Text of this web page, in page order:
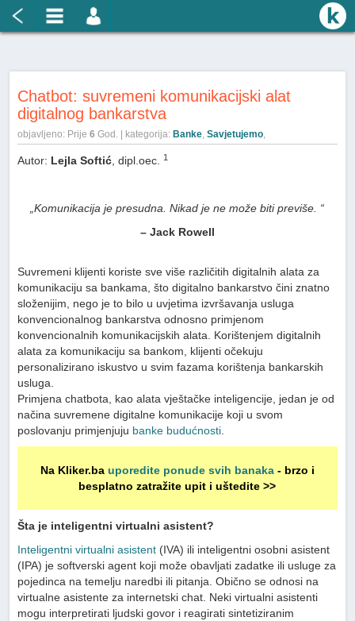
Chatbot: suvremeni komunikacijski alat
digitalnog bankarstva
objavljeno: Prije6 God. | kategorija: Banke,Savjetujemo,
Autor: Lejla Softić , dipl.oec.1
„Komunikacija je presudna. Nikad je ne može biti previše. “
– Jack Rowell
Suvremeni klijenti koriste sve više različitih digitalnih alata za
komunikaciju sa bankama, što digitalno bankarstvo čini znatno
složenijim, nego je to bilo u uvjetima izvršavanja usluga
konvencionalnog bankarstva odnosno primjenom
konvencionalnih komunikacijskih alata. Korištenjem digitalnih
alata za komunikaciju sa bankom, klijenti očekuju
personalizirano iskustvo u svim fazama korištenja bankarskih
usluga.
Primjena chatbota, kao alata vještačke inteligencije, jedan je od
načina suvremene digitalne komunikacije koji u svom
poslovanju primjenjuju banke budućnosti
Na Kliker.ba uporedite ponude svih banaka- brzo i
besplatno zatražite upit i uštedite >>
Šta je inteligentni virtualni asistent?
Inteligentni virtualni asistent (IVA) ili inteligentni osobni asistent
(IPA) je softverski agent koji može obavljati zadatke ili usluge za
pojedinca na temelju naredbi ili pitanja. Obično se odnosi na
virtualne asistente za internetski chat. Neki virtualni asistenti
mogu interpretirati ljudski govor i reagirati sintetiziranim